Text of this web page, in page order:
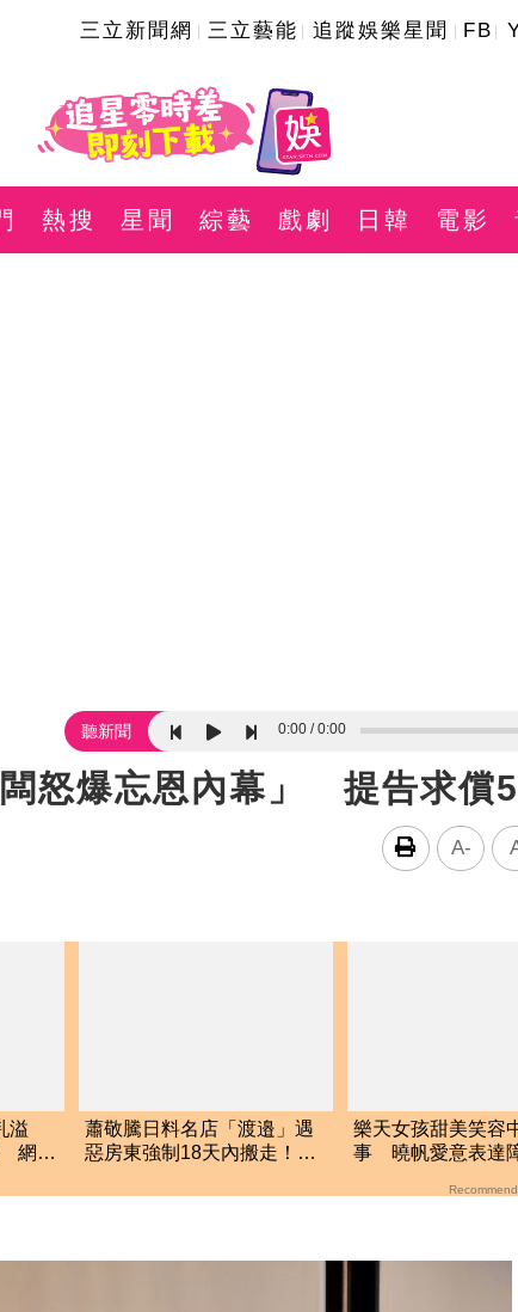
三立新聞網 三立藝能 追蹤娛樂星聞 FB
熱搜 星聞 綜藝 戲劇 日韓 電影
聽新聞 0:00 0:00
怒爆忘恩內幕」 提告求償
A-
溢
網
蕭敬騰日料名店「渡邉」遇
惡房東強制18天內搬走！逼
樂天女孩甜美笑容
事 曉帆愛意表達